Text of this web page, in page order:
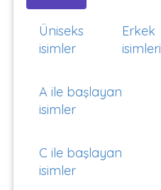
Üniseks
isimler
Erkek
isimleri
A ile başlayan
isimler
C ile başlayan
isimler